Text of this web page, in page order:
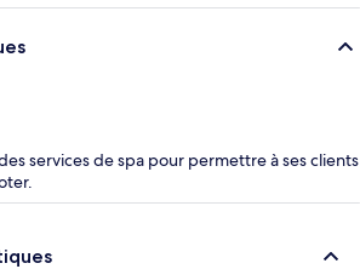
services de spa pour permettre à ses clients